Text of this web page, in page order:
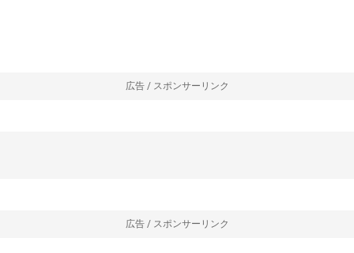
広告 / スポンサーリンク
広告 / スポンサーリンク